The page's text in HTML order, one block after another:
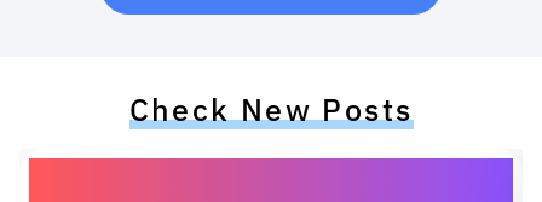
Check New Posts